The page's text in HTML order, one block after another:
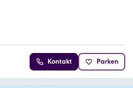
Kontakt Parken